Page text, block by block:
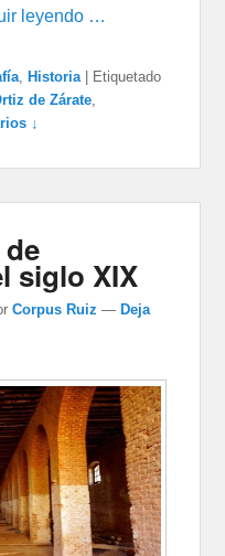
leyendo …
, Historia
Etiquetado
de Zárate,
↓
siglo XIX
Corpus Ruiz — Deja